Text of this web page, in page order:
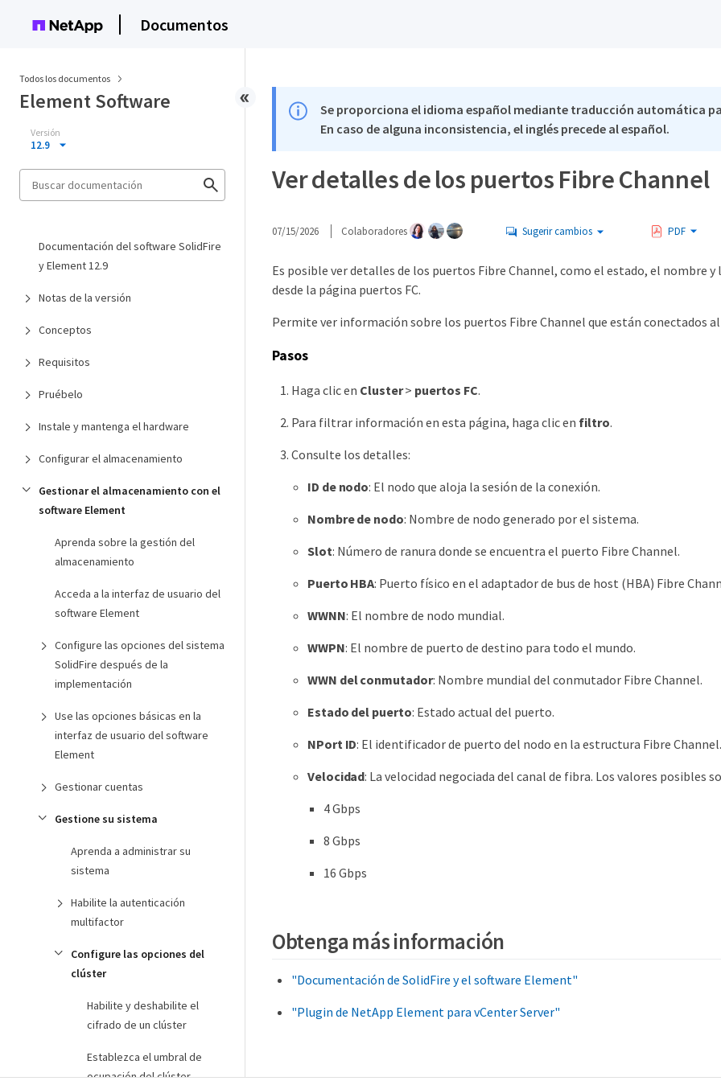
Documentos
Todos los documentos
Element Software
Versión
12.9
Documentación del software SolidFire
y Element 12.9
Notas de la versión
Conceptos
Requisitos
Pruébelo
Instale y mantenga el hardware
Configurar el almacenamiento
Gestionar el almacenamiento con el
software Element
Aprenda sobre la gestión del
almacenamiento
Acceda a la interfaz de usuario del
software Element
Configure las opciones del sistema
SolidFire después de la
implementación
Use las opciones básicas en la
interfaz de usuario del software
Element
Gestionar cuentas
Gestione su sistema
Aprenda a administrar su
sistema
Habilite la autenticación
multifactor
Configure las opciones del
clúster
Habilite y deshabilite el
cifrado de un clúster
Establezca el umbral de
ocupación del clúster
Se proporciona el idioma español mediante traducción automática
En caso de alguna inconsistencia, el inglés precede al español.
Ver detalles de los puertos Fibre Channel
07/15/2026 Colaboradores Sugerir cambios PDF
Es posible ver detalles de los puertos Fibre Channel, como el estado, el nombre
desde la página puertos FC.
Permite ver información sobre los puertos Fibre Channel que están conectados
Pasos
Haga clic en Cluster> puertos FC.
Para filtrar información en esta página, haga clic en filtro.
Consulte los detalles:
ID de nodo: El nodo que aloja la sesión de la conexión.
Nombre de nodo: Nombre de nodo generado por el sistema.
Slot: Número de ranura donde se encuentra el puerto Fibre Channel.
Puerto HBA: Puerto físico en el adaptador de bus de host (HBA) Fibre
WWNN: El nombre de nodo mundial.
WWPN: El nombre de puerto de destino para todo el mundo.
WWN del conmutador: Nombre mundial del conmutador Fibre Channel.
Estado del puerto: Estado actual del puerto.
NPort ID: El identificador de puerto del nodo en la estructura Fibre
Velocidad: La velocidad negociada del canal de fibra. Los valores posibles
4 Gbps
8 Gbps
16 Gbps
Obtenga más información
"Documentación de SolidFire y el software Element"
"Plugin de NetApp Element para vCenter Server"